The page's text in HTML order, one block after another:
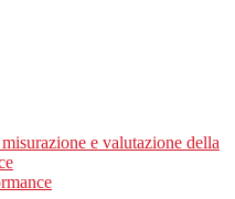
e valutazione della